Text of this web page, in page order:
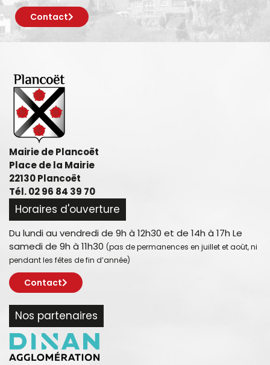
Contact
Mairie de Plancoët
Place de la Mairie
22130 Plancoët
Tél. 02 96 84 39 70
Horaires d'ouverture
Du lundi au vendredi de 9h à 12h30 et de 14h à 17h Le
samedi de 9h à 11h30 (pas de permanences en juillet et août, ni
pendant les fêtes de fin d’année)
Contact
Nos partenaires